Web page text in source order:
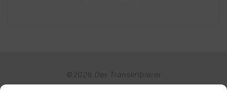
©2026 Der Transkribierer